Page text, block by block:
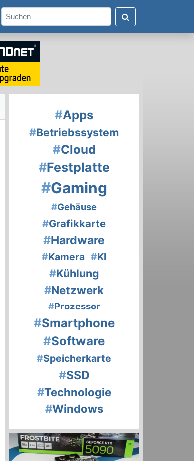
#Apps
#Betriebssystem
#Cloud
#Festplatte
#Gaming
#Gehäuse
#Grafikkarte
#Hardware
#Kamera #KI
#Kühlung
#Netzwerk
#Prozessor
#Smartphone
#Software
#Speicherkarte
#SSD
#Technologie
#Windows